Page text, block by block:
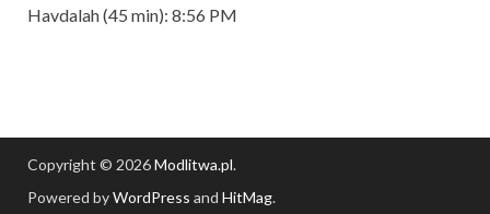
Havdalah(45 min): 8:56 PM
Copyright © 2026Modlitwa.pl.
Powered byWordPress and HitMag.